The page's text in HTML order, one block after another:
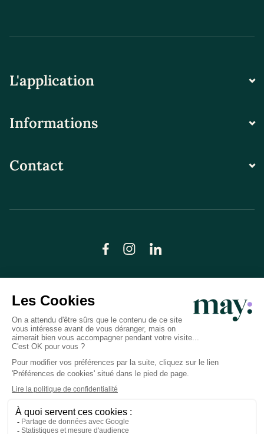
L'application
Informations
Contact
© LN CARE 2026
Politique de confidentialité
Conditions générales d’utilisation
Plan du site
Crédits photos